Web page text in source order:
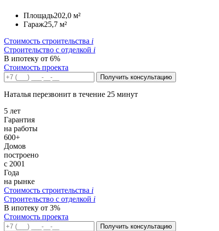
Площадь202,0 м²
Гараж25,7 м²
Стоимость строительства i
Строительство c отделкой i
В ипотеку от 6%
Стоимость проекта
Получить консультацию
Наталья перезвонит в течение 25 минут
5 лет
Гарантия
на работы
600+
Домов
построено
с 2001
Года
на рынке
Стоимость строительства i
Строительство c отделкой i
В ипотеку от 3%
Стоимость проекта
Получить консультацию